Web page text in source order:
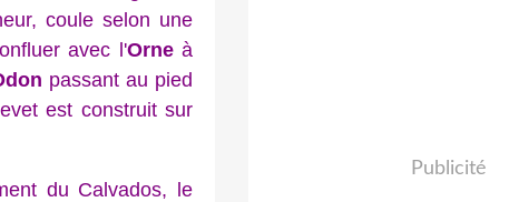
coule selon une
avec l'Orneà
passant au pied
est construit sur
du Calvados, le
Publicité